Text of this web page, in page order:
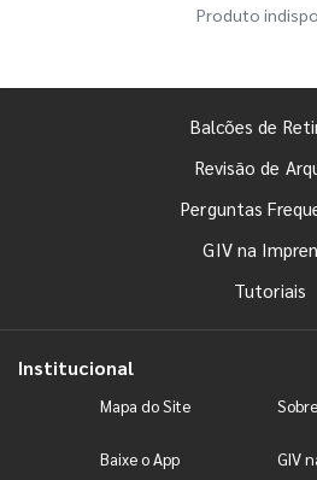
Produto
Balcões de
Revisão de
Perguntas
GIV na
Tutoriais
Institucional
Mapa do Site
Baixe o App GIV